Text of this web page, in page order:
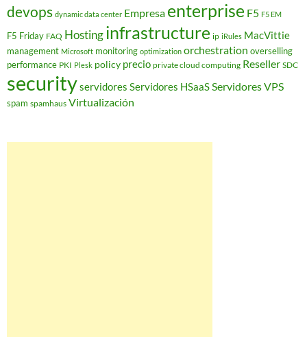
devops dynamic data center Empresa enterprise F5 F5 EM
F5 Friday FAQ Hostinginfrastructure ip iRules MacVittie
management Microsoft monitoring optimization orchestration overselling
performance PKI Plesk policy precio private cloud computing Reseller SDC
securityservidores Servidores HSaaSServidores VPS
spam spamhaus Virtualización